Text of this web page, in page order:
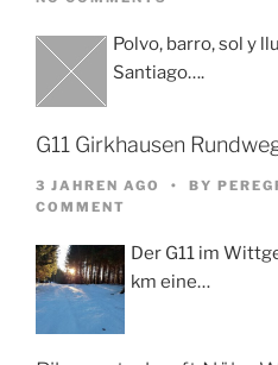
Polvo, barro, sol y
Santiago….
G11 Girkhausen
3 JAHREN AGO BY
COMMENT
Der G11 im
km eine…